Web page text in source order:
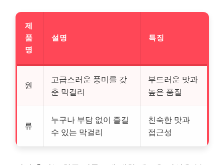
제
품
명
설명 특징
원
고급스러운 풍미를 갖
춘 막걸리
부드러운 맛과
높은 품질
류
누구나 부담 없이 즐길
수 있는 막걸리
친숙한 맛과
접근성